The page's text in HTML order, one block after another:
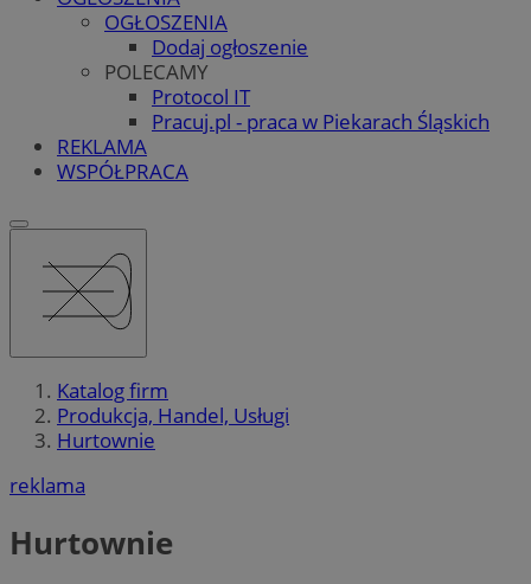
OGŁOSZENIA
Dodaj ogłoszenie
POLECAMY
Protocol IT
Pracuj.pl - praca w Piekarach Śląskich
REKLAMA
WSPÓŁPRACA
Katalog firm
Produkcja, Handel, Usługi
Hurtownie
reklama
Hurtownie